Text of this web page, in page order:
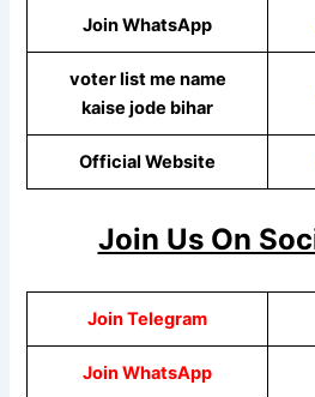
Join WhatsApp
voter list me name
kaise jode bihar
Official Website
Join Us On
Join Telegram
Join WhatsApp